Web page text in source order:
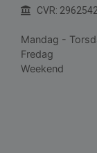
CVR:
Mandag -
Fredag
Weekend